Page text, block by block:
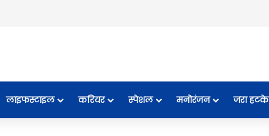
लाइफस्टाइल करियर स्पेशल मनोरंजन जरा हटके